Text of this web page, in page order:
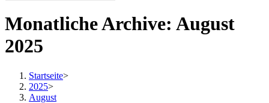
Monatliche Archive: August
2025
Startseite>
2025>
August